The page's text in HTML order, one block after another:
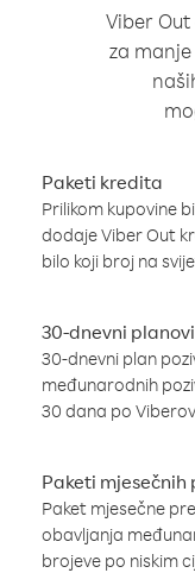
Viber
za
Paketi kredita
Prilikom kupovine
dodaje Viber Out
bilo koji broj na
30-dnevni
30-dnevni plan
međunarodnih
30 dana po
Paketi
Paket mjesečne
obavljanja
brojeve po niskim